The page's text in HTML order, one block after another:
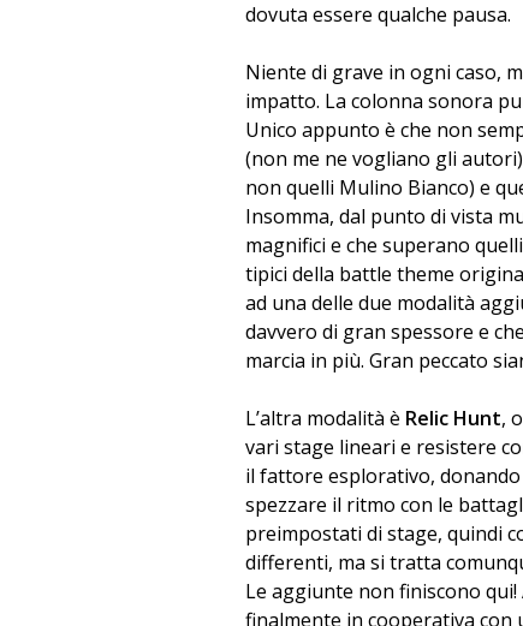
dovuta essere qualche pausa.
Niente di grave in ogni caso,
impatto. La colonna sonora
Unico appunto è che non
(non me ne vogliano gli
non quelli Mulino Bianco) e
Insomma, dal punto di vista
magnifici e che superano
tipici della battle theme
ad una delle due modalità
davvero di gran spessore e
marcia in più. Gran peccato
L’altra modalità è Relic Hunt,
vari stage lineari e resistere
il fattore esplorativo,
spezzare il ritmo con le
preimpostati di stage, quindi
differenti, ma si tratta
Le aggiunte non finiscono
finalmente in cooperativa con